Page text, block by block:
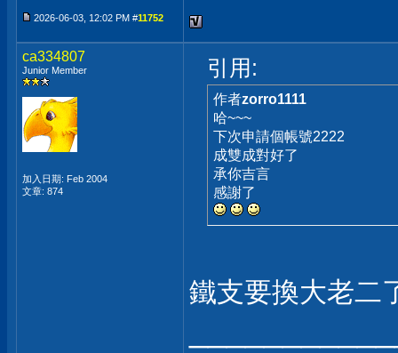
2026-06-03, 12:02 PM #11752
ca334807
Junior Member
加入日期: Feb 2004
文章: 874
引用:
作者zorro1111
哈~~~
下次申請個帳號2222
成雙成對好了
承你吉言
感謝了
鐵支要換大老二